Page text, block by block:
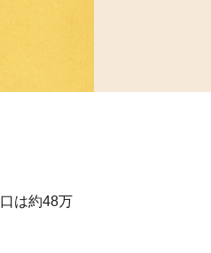
は約48万